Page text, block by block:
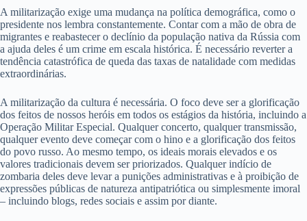
A militarização exige uma mudança na política demográfica, como o
presidente nos lembra constantemente. Contar com a mão de obra de
migrantes e reabastecer o declínio da população nativa da Rússia com
a ajuda deles é um crime em escala histórica. É necessário reverter a
tendência catastrófica de queda das taxas de natalidade com medidas
extraordinárias.
A militarização da cultura é necessária. O foco deve ser a glorificação
dos feitos de nossos heróis em todos os estágios da história, incluindo a
Operação Militar Especial. Qualquer concerto, qualquer transmissão,
qualquer evento deve começar com o hino e a glorificação dos feitos
do povo russo. Ao mesmo tempo, os ideais morais elevados e os
valores tradicionais devem ser priorizados. Qualquer indício de
zombaria deles deve levar a punições administrativas e à proibição de
expressões públicas de natureza antipatriótica ou simplesmente imoral
– incluindo blogs, redes sociais e assim por diante.